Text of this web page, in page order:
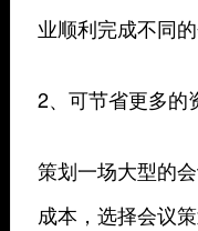
业顺利完成不同
2、可节省更多的
策划一场大型的
成本，选择会议